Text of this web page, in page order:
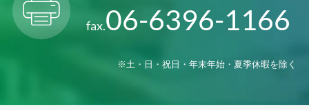
fax.06-6396-1166
※土・日・祝日・年末年始・夏季休暇を除く